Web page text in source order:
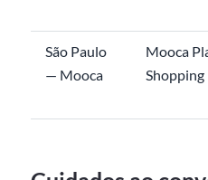
São Paulo
— Mooca
Mooca
Shopping